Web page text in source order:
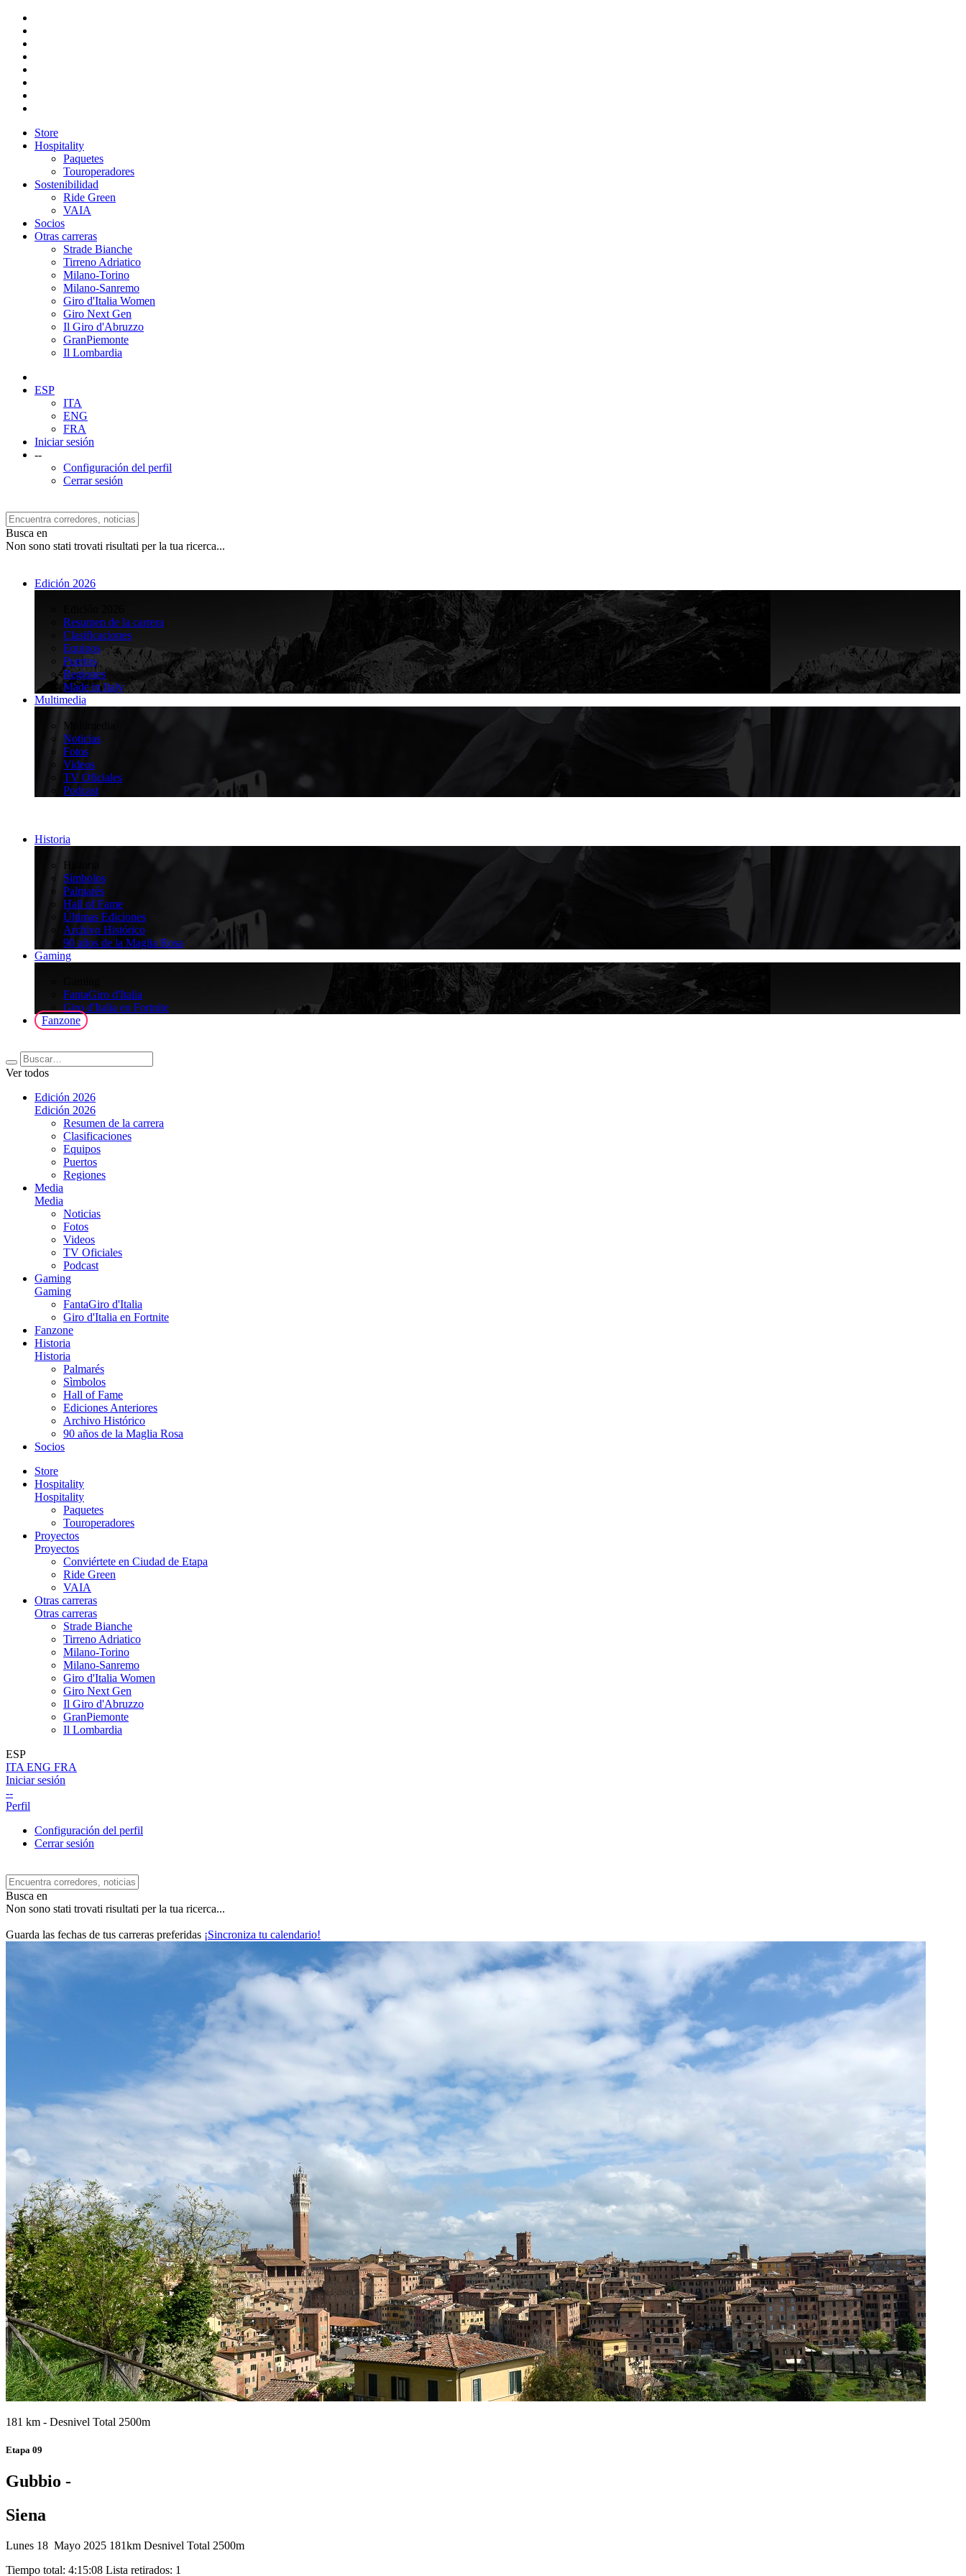
Store
Hospitality
Paquetes
Touroperadores
Sostenibilidad
Ride Green
VAIA
Socios
Otras carreras
Strade Bianche
Tirreno Adriatico
Milano-Torino
Milano-Sanremo
Giro d'Italia Women
Giro Next Gen
Il Giro d'Abruzzo
GranPiemonte
Il Lombardia
ESP
ITA
ENG
FRA
Iniciar sesión
--
Configuración del perfil
Cerrar sesión
Busca en
Non sono stati trovati risultati per la tua ricerca...
Edición 2026
Resumen de la carrera
Clasificaciones
Equipos
Puertos
Regiones
Made in Italy
Multimedia
Multimedia
Noticias
Fotos
Videos
TV Oficiales
Podcast
Historia
Historia
Símbolos
Palmarés
Hall of Fame
Últimas Ediciones
Archivo Histórico
90 años de la Maglia Rosa
Gaming
FantaGiro d'Italia
Giro d'Italia en Fortnite
Fanzone
Ver todos
Edición 2026
Edición 2026
Resumen de la carrera
Clasificaciones
Equipos
Puertos
Regiones
Media
Media
Noticias
Fotos
Videos
TV Oficiales
Podcast
Gaming
Gaming
FantaGiro d'Italia
Giro d'Italia en Fortnite
Fanzone
Historia
Historia
Palmarés
Sìmbolos
Hall of Fame
Ediciones Anteriores
Archivo Histórico
90 años de la Maglia Rosa
Socios
Store
Hospitality
Hospitality
Paquetes
Touroperadores
Proyectos
Proyectos
Conviértete en Ciudad de Etapa
Ride Green
VAIA
Otras carreras
Otras carreras
Strade Bianche
Tirreno Adriatico
Milano-Torino
Milano-Sanremo
Giro d'Italia Women
Giro Next Gen
Il Giro d'Abruzzo
GranPiemonte
Il Lombardia
ESP
ITA ENG FRA
Iniciar sesión
--
Perfil
Configuración del perfil
Cerrar sesión
Busca en
Non sono stati trovati risultati per la tua ricerca...
Guarda las fechas de tus carreras preferidas ¡Sincroniza tu calendario!
181 km - Desnivel Total 2500m
Etapa 09
Gubbio -
Siena
Lunes 18 Mayo 2025 181km Desnivel Total 2500m
Tiempo total: 4:15:08 Lista retirados: 1